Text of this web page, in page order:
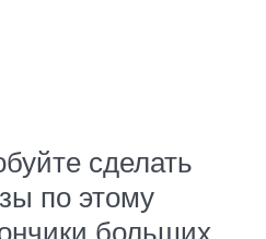
сделать
по этому
больших